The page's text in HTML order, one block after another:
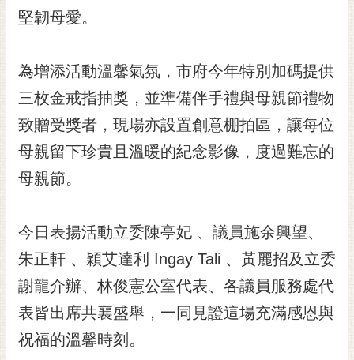
隱
及
安
全
政
策
網
料
開
放
宣
告
市
府
堅韌母愛。
為增添活動溫馨氣氛，市府今年特別加碼提供
三枚金戒指抽獎，並準備伴手禮與母親節禮物
致贈受獎者，現場亦設置創意棚拍區，讓每位
母親留下珍貴且溫暖的紀念影像，度過難忘的
母親節。
今日表揚活動立委陳亭妃 、議員施余興望、
朱正軒 、穎艾達利 Ingay Tali 、黃麗招及立委
謝龍介辦、林俊憲公室代表、各議員服務處代
表皆出席共襄盛舉，一同見證這場充滿感恩與
祝福的溫馨時刻。